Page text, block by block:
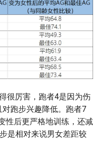
很厉害，跑者4是因为伤
跑步兴趣降低。跑者7
性后更严格地训练，还减
是相对来说男女差距较